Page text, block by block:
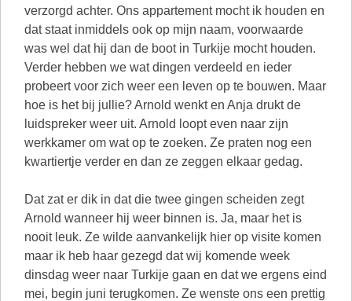
verzorgd achter. Ons appartement mocht ik houden en
dat staat inmiddels ook op mijn naam, voorwaarde
was wel dat hij dan de boot in Turkije mocht houden.
Verder hebben we wat dingen verdeeld en ieder
probeert voor zich weer een leven op te bouwen. Maar
hoe is het bij jullie? Arnold wenkt en Anja drukt de
luidspreker weer uit. Arnold loopt even naar zijn
werkkamer om wat op te zoeken. Ze praten nog een
kwartiertje verder en dan ze zeggen elkaar gedag.
Dat zat er dik in dat die twee gingen scheiden zegt
Arnold wanneer hij weer binnen is. Ja, maar het is
nooit leuk. Ze wilde aanvankelijk hier op visite komen
maar ik heb haar gezegd dat wij komende week
dinsdag weer naar Turkije gaan en dat we ergens eind
mei, begin juni terugkomen. Ze wenste ons een prettig